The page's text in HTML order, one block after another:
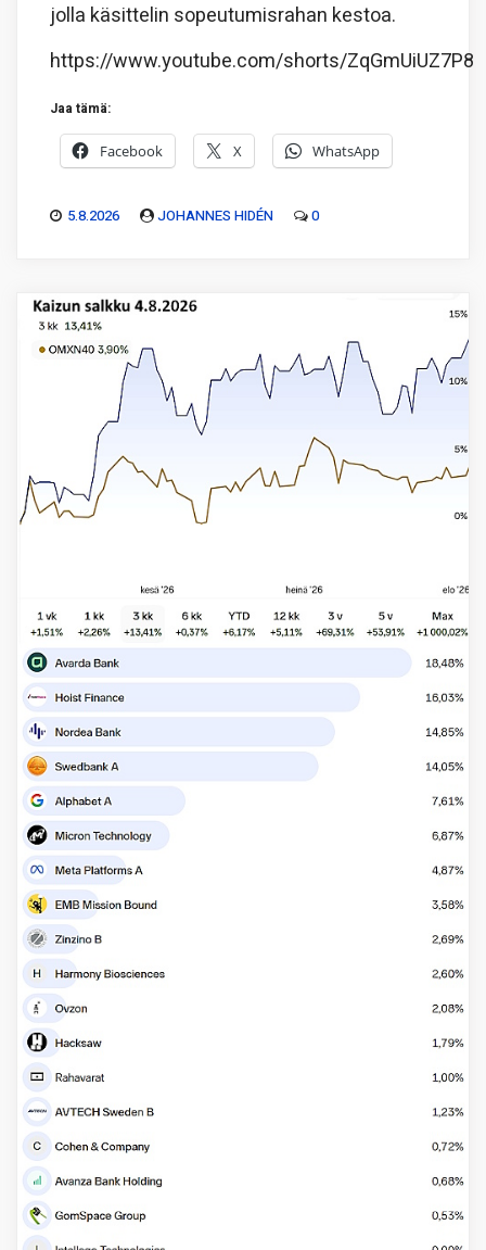
jolla käsittelin sopeutumisrahan kestoa.
https://www.youtube.com/shorts/ZqGmUiUZ7P8
Jaa tämä:
Facebook X WhatsApp
5.8.2026 JOHANNES HIDÉN 0